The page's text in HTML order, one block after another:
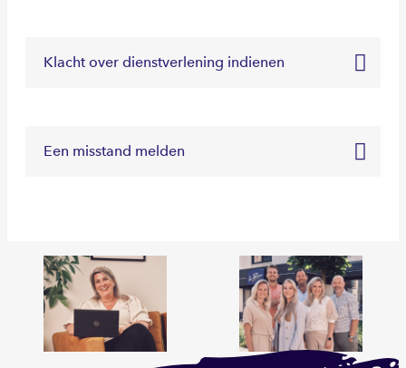
Klacht over dienstverlening indienen
Een misstand melden